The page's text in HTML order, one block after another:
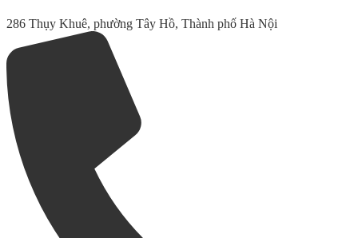
286 Thụy Khuê, phường Tây Hồ, Thành phố Hà Nội